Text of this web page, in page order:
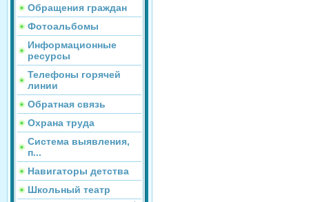
Обращения граждан
Фотоальбомы
Информационные
ресурсы
Телефоны горячей
линии
Обратная связь
Охрана труда
Система выявления,
п...
Навигаторы детства
Школьный театр